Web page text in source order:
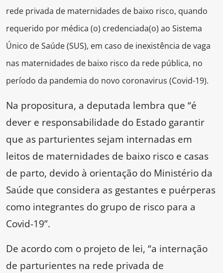
rede privada de maternidades de baixo risco, quando
requerido por médica (o) credenciada(o) ao Sistema
Único de Saúde (SUS), em caso de inexistência de vaga
nas maternidades de baixo risco da rede pública, no
período da pandemia do novo coronavirus (Covid-19).
Na propositura, a deputada lembra que “é
dever e responsabilidade do Estado garantir
que as parturientes sejam internadas em
leitos de maternidades de baixo risco e casas
de parto, devido à orientação do Ministério da
Saúde que considera as gestantes e puérperas
como integrantes do grupo de risco para a
Covid-19”.
De acordo com o projeto de lei, “a internação
de parturientes na rede privada de